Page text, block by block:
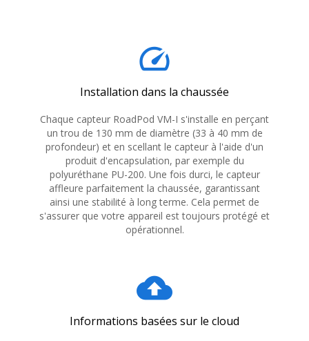
speed
Installation dans la chaussée
Chaque capteur RoadPod VM-I s'installe en perçant
un trou de 130 mm de diamètre (33 à 40 mm de
profondeur) et en scellant le capteur à l'aide d'un
produit d'encapsulation, par exemple du
polyuréthane PU-200. Une fois durci, le capteur
affleure parfaitement la chaussée, garantissant
ainsi une stabilité à long terme. Cela permet de
s'assurer que votre appareil est toujours protégé et
opérationnel.
cloud_upload
Informations basées sur le cloud